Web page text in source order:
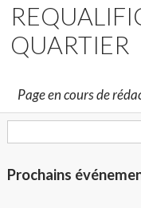
QUARTIER
Page en cours de
Prochains